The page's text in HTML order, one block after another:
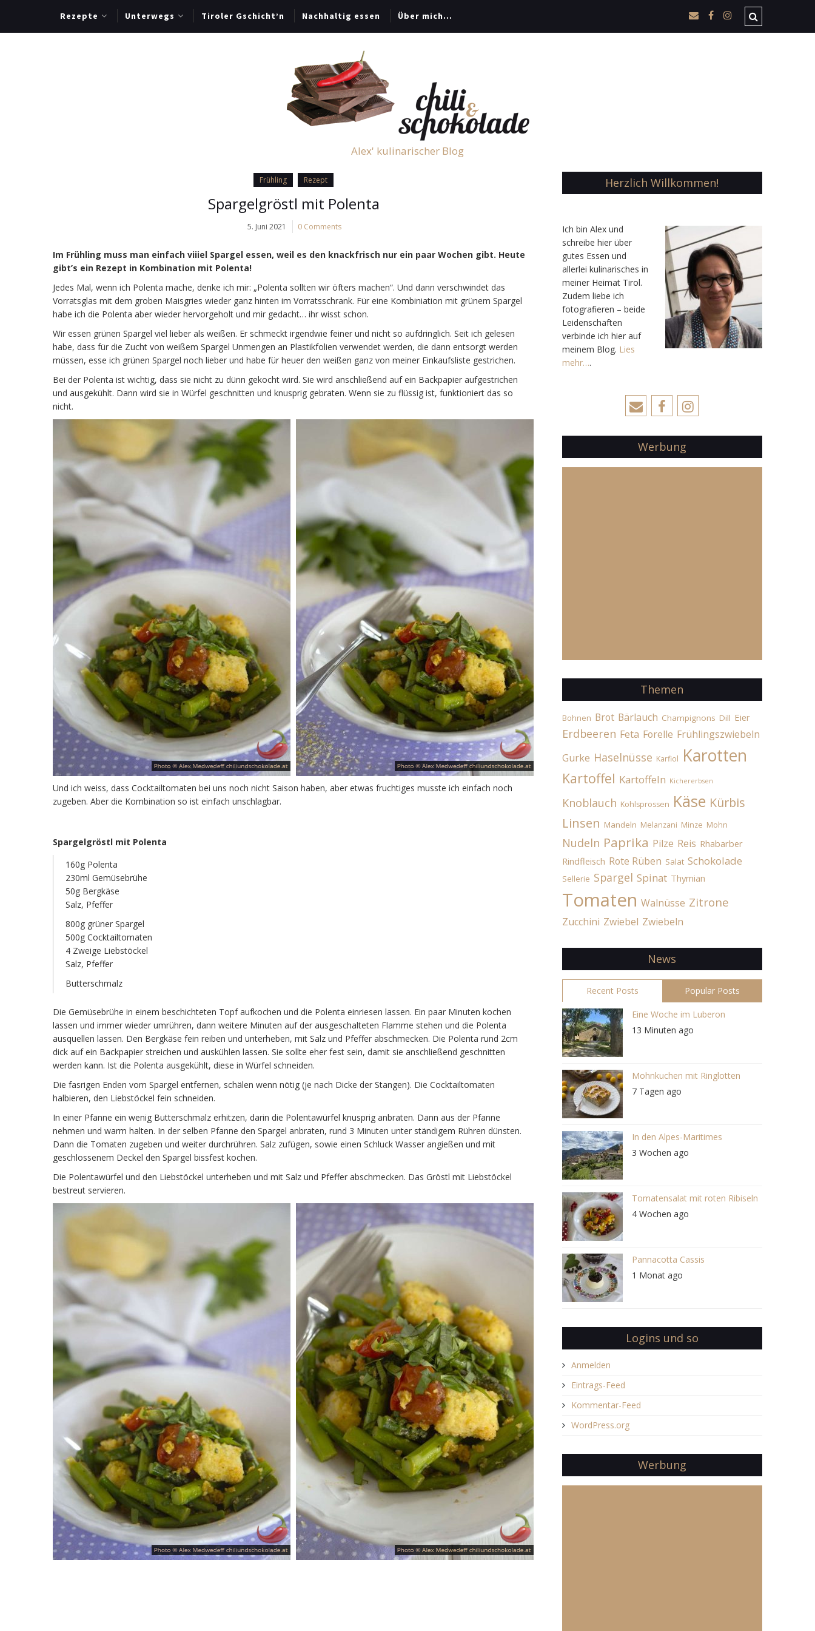
Rezepte Unterwegs Tiroler Gschicht’n Nachhaltig essen Über mich…
Alex' kulinarischer Blog
Frühling Rezept
Spargelgröstl mit Polenta
5. Juni 2021 0 Comments
Im Frühling muss man einfach viiiel Spargel essen, weil es den knackfrisch nur ein paar Wochen gibt. Heute
gibt’s ein Rezept in Kombination mit Polenta!
Jedes Mal, wenn ich Polenta mache, denke ich mir: „Polenta sollten wir öfters machen“. Und dann verschwindet das
Vorratsglas mit dem groben Maisgries wieder ganz hinten im Vorratsschrank. Für eine Kombiniation mit grünem Spargel
habe ich die Polenta aber wieder hervorgeholt und mir gedacht… ihr wisst schon.
Wir essen grünen Spargel viel lieber als weißen. Er schmeckt irgendwie feiner und nicht so aufdringlich. Seit ich gelesen
habe, dass für die Zucht von weißem Spargel Unmengen an Plastikfolien verwendet werden, die dann entsorgt werden
müssen, esse ich grünen Spargel noch lieber und habe für heuer den weißen ganz von meiner Einkaufsliste gestrichen.
Bei der Polenta ist wichtig, dass sie nicht zu dünn gekocht wird. Sie wird anschließend auf ein Backpapier aufgestrichen
und ausgekühlt. Dann wird sie in Würfel geschnitten und knusprig gebraten. Wenn sie zu flüssig ist, funktioniert das so
nicht.
Und ich weiss, dass Cocktailtomaten bei uns noch nicht Saison haben, aber etwas fruchtiges musste ich einfach noch
zugeben. Aber die Kombination so ist einfach unschlagbar.
Spargelgröstl mit Polenta
160g Polenta
230ml Gemüsebrühe
50g Bergkäse
Salz, Pfeffer
800g grüner Spargel
500g Cocktailtomaten
4 Zweige Liebstöckel
Salz, Pfeffer
Butterschmalz
Die Gemüsebrühe in einem beschichteten Topf aufkochen und die Polenta einriesen lassen. Ein paar Minuten kochen
lassen und immer wieder umrühren, dann weitere Minuten auf der ausgeschalteten Flamme stehen und die Polenta
ausquellen lassen. Den Bergkäse fein reiben und unterheben, mit Salz und Pfeffer abschmecken. Die Polenta rund 2cm
dick auf ein Backpapier streichen und auskühlen lassen. Sie sollte eher fest sein, damit sie anschließend geschnitten
werden kann. Ist die Polenta ausgekühlt, diese in Würfel schneiden.
Die fasrigen Enden vom Spargel entfernen, schälen wenn nötig (je nach Dicke der Stangen). Die Cocktailtomaten
halbieren, den Liebstöckel fein schneiden.
In einer Pfanne ein wenig Butterschmalz erhitzen, darin die Polentawürfel knusprig anbraten. Dann aus der Pfanne
nehmen und warm halten. In der selben Pfanne den Spargel anbraten, rund 3 Minuten unter ständigem Rühren dünsten.
Dann die Tomaten zugeben und weiter durchrühren. Salz zufügen, sowie einen Schluck Wasser angießen und mit
geschlossenem Deckel den Spargel bissfest kochen.
Die Polentawürfel und den Liebstöckel unterheben und mit Salz und Pfeffer abschmecken. Das Gröstl mit Liebstöckel
bestreut servieren.
Herzlich Willkommen!
Ich bin Alex und
schreibe hier über
gutes Essen und
allerlei kulinarisches in
meiner Heimat Tirol.
Zudem liebe ich
fotografieren – beide
Leidenschaften
verbinde ich hier auf
meinem Blog. Lies
mehr….
Werbung
Themen
Bohnen Brot Bärlauch Champignons Dill Eier
Erdbeeren Feta Forelle Frühlingszwiebeln
Gurke Haselnüsse Karfiol Karotten
Kartoffel Kartoffeln Kichererbsen
Knoblauch Kohlsprossen Käse Kürbis
Linsen Mandeln Melanzani Minze Mohn
Nudeln Paprika Pilze Reis Rhabarber
Rindfleisch Rote Rüben Salat Schokolade
Sellerie Spargel Spinat Thymian
Tomaten Walnüsse Zitrone
Zucchini Zwiebel Zwiebeln
News
Recent Posts Popular Posts
Eine Woche im Luberon
13 Minuten ago
Mohnkuchen mit Ringlotten
7 Tagen ago
In den Alpes-Maritimes
3 Wochen ago
Tomatensalat mit roten Ribiseln
4 Wochen ago
Pannacotta Cassis
1 Monat ago
Logins und so
Anmelden
Eintrags-Feed
Kommentar-Feed
WordPress.org
Werbung